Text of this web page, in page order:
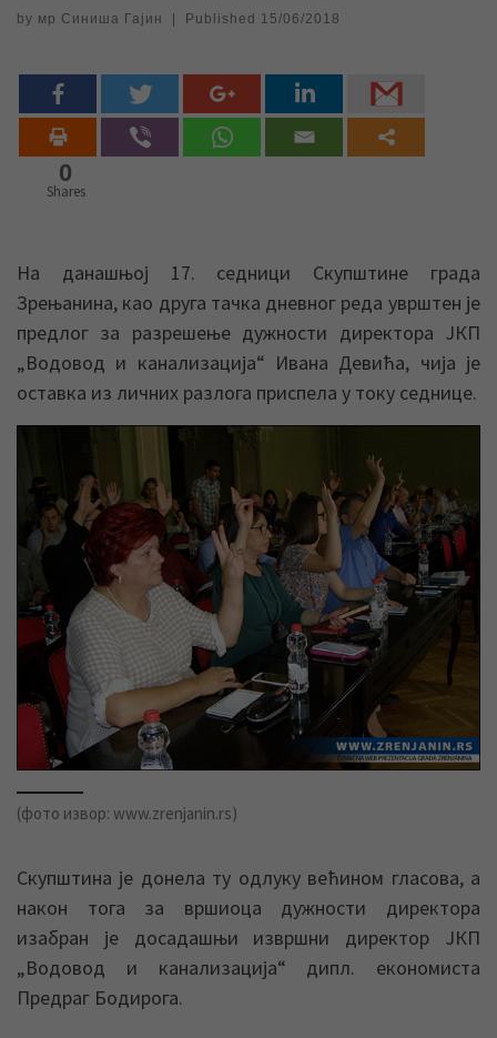
by мр Синиша Гајин Published 15/06/2018
0
Shares
На данашњој 17. седници Скупштине града
Зрењанина, као друга тачка дневног реда уврштен је
предлог за разрешење дужности директора ЈКП
„Водовод и канализација“ Ивана Девића, чија је
оставка из личних разлога приспела у току седнице.
(фото извор: www.zrenjanin.rs)
Скупштина је донела ту одлуку већином гласова, а
након тога за вршиоца дужности директора
изабран је досадашњи извршни директор ЈКП
„Водовод и канализација“ дипл. економиста
Предраг Бодирога.